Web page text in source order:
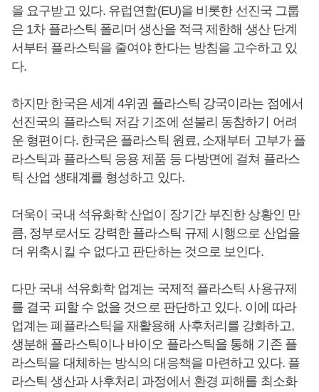
을 요구받고 있다. 유럽연합(EU)을 비롯한 선진국 그룹
은 1차 플라스틱 폴리머 생산을 적극 제한해 생산 단계
서부터 플라스틱을 줄여야 한다는 방침을 고수하고 있
다.
하지만 한국은 세계 4위권 플라스틱 강국이라는 점에서
선진국의 플라스틱 저감 기조에 섣불리 동참하기 어려
운 형편이다. 한국은 플라스틱 원료, 소재부터 고부가 플
라스틱과 플라스틱 응용 제품 등 다방면에 걸쳐 플라스
틱 산업 생태계를 형성하고 있다.
더욱이 국내 석유화학 산업이 장기간 부진한 상황인 만
큼, 정부로서도 강력한 플라스틱 규제 시행으로 산업을
더 위축시킬 수 없다고 판단하는 것으로 보인다.
다만 국내 석유화학 업계는 국제적 플라스틱 사용규제
를 결국 피할 수 없을 것으로 판단하고 있다. 이에 따라
업계는 폐플라스틱을 재활용해 사후처리를 강화하고,
생분해 플라스틱이나 바이오 플라스틱을 통해 기존 플
라스틱을 대체하는 방식의 대응책을 마련하고 있다. 플
라스틱 생산과 사후처리 과정에서 환경 피해를 최소화